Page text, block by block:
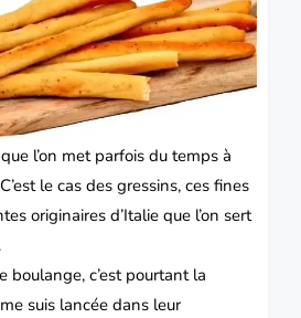
l’on met parfois du temps à
le cas des gressins, ces fines
originaires d’Italie que l’on sert
boulange, c’est pourtant la
suis lancée dans leur